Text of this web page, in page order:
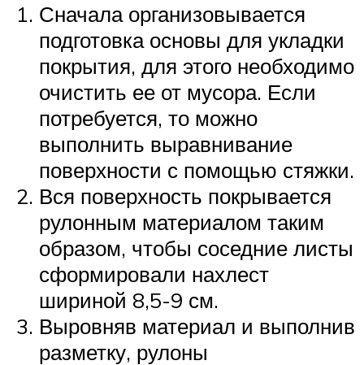
Сначала организовывается
подготовка основы для укладки
покрытия, для этого необходимо
очистить ее от мусора. Если
потребуется, то можно
выполнить выравнивание
поверхности с помощью стяжки.
Вся поверхность покрывается
рулонным материалом таким
образом, чтобы соседние листы
сформировали нахлест
шириной 8,5-9 см.
Выровняв материал и выполнив
разметку, рулоны